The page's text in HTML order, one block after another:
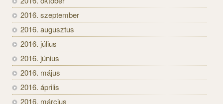
2016. szeptember
2016. augusztus
2016. július
2016. június
2016. május
2016. április
2016. március